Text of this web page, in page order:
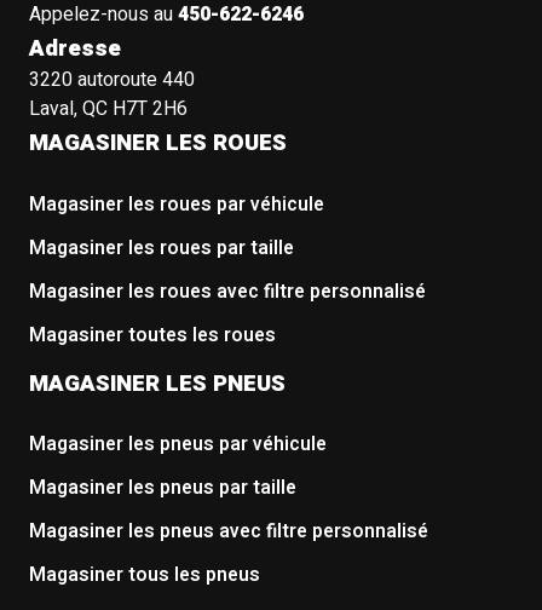
Appelez-nous au450-622-6246
Adresse
3220 autoroute 440
Laval, QC H7T 2H6
MAGASINER LES ROUES
Magasiner les roues par véhicule
Magasiner les roues par taille
Magasiner les roues avec filtre personnalisé
Magasiner toutes les roues
MAGASINER LES PNEUS
Magasiner les pneus par véhicule
Magasiner les pneus par taille
Magasiner les pneus avec filtre personnalisé
Magasiner tous les pneus